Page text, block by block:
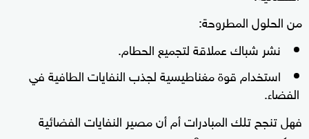
من الحلول المطروحة:
نشر شباك عملاقة لتجميع الحطام.
استخدام قوة مغناطيسية لجذب النفايات الطافية في
الفضاء.
فهل تنجح تلك المبادرات أم أن مصير النفايات الفضائية